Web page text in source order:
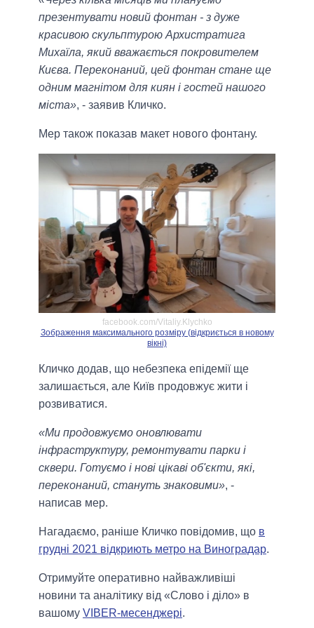
презентувати новий фонтан - з дуже
красивою скульптурою Архистратига
Михаїла, який вважається покровителем
Києва. Переконаний, цей фонтан стане ще
одним магнітом для киян і гостей нашого
міста», - заявив Кличко.
Мер також показав макет нового фонтану.
facebook.com/Vitaliy.Klychko
Зображення максимального розміру (відкриється в новому
вікні)
Кличко додав, що небезпека епідемії ще
залишається, але Київ продовжує жити і
розвиватися.
«Ми продовжуємо оновлювати
інфраструктуру, ремонтувати парки і
сквери. Готуємо і нові цікаві об'єкти, які,
переконаний, стануть знаковими», -
написав мер.
Нагадаємо, раніше Кличко повідомив, що в
грудні 2021 відкриють метро на Виноградар.
Отримуйте оперативно найважливіші
новини та аналітику від «Слово і діло» в
вашому VIBER-месенджері.